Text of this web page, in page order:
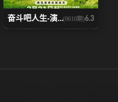
奋斗吧人生-演...(0610期)6.3